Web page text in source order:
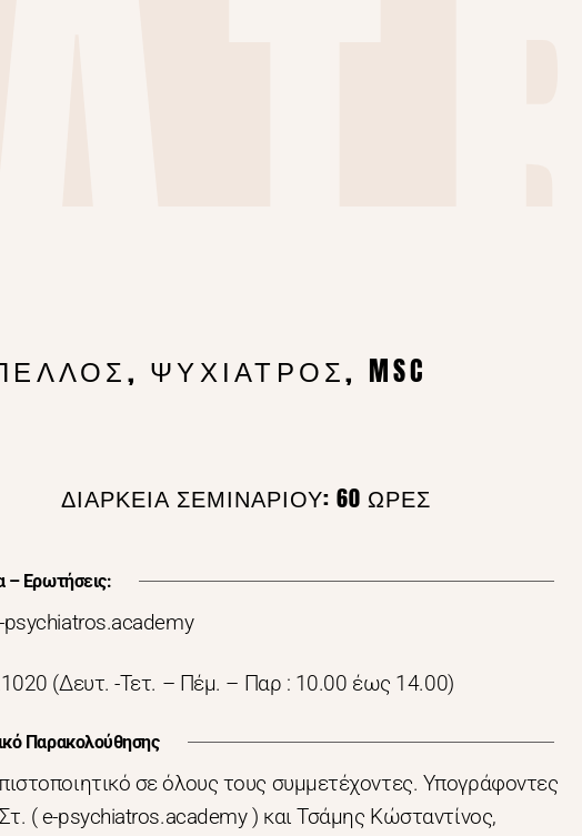
ΨΥΧΙΑΤΡΟΣ, MSC
ΔΙΑΡΚΕΙΑ ΣΕΜΙΝΑΡΙΟΥ: 60 ΏΡΕΣ
– Ερωτήσεις:
psychiatros.academy
(Δευτ. -Τετ. – Πέμ. – Παρ : 10.00 έως 14.00)
Παρακολούθησης
σε όλους τους συμμετέχοντες. Υπογράφοντες
( e-psychiatros.academy ) και Τσάμης Κώσταντίνος,